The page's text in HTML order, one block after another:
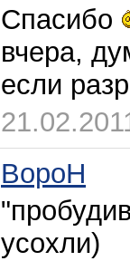
Спасибо
вчера,
если
BopoH
усохли)